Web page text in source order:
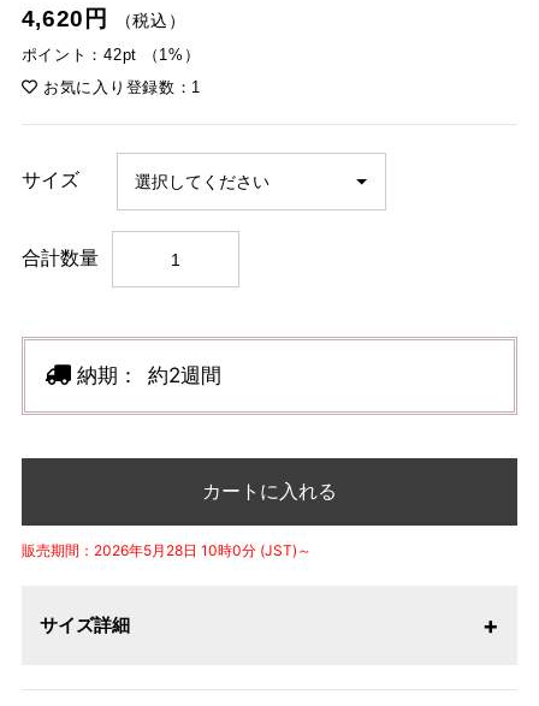
4,620円
（税込）
ポイント：42pt （1%）
お気に入り登録数：1
サイズ
合計数量
納期： 約2週間
カートに入れる
販売期間：2026年5月28日 10時0分 (JST)～
サイズ詳細